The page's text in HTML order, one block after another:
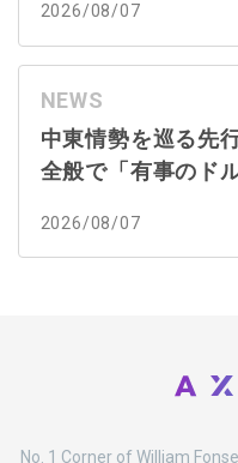
2026/08/07
NEWS
中東情勢を巡る先
全般で「有事のド
2026/08/07
No. 1 Corner of William